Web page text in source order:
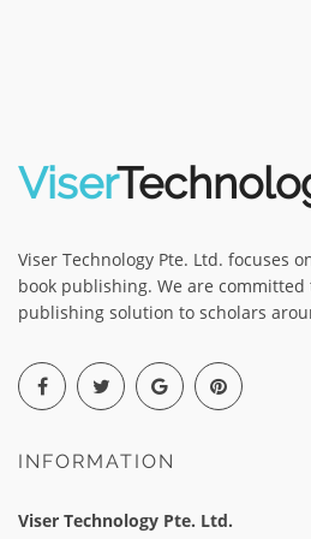
Viser
Viser Technology Pte. Ltd. focuses
book publishing. We are
publishing solution to scholars
INFORMATION
Viser Technology Pte. Ltd.